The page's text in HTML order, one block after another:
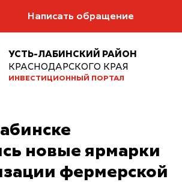
Написать обращение
УСТЬ-ЛАБИНСКИЙ РАЙОН
КРАСНОДАРСКОГО КРАЯ
ИНВЕСТИЦИОННЫЙ ПОРТАЛ
новые ярмарки
фермерской